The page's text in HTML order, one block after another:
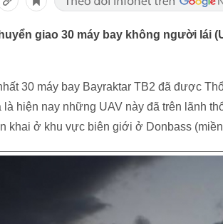
giao 30 máy bay không người lái
30 máy bay Bayraktar TB2 đã được
là hiện nay những UAV này đã trên lãnh
khai ở khu vực biên giới ở Donbass